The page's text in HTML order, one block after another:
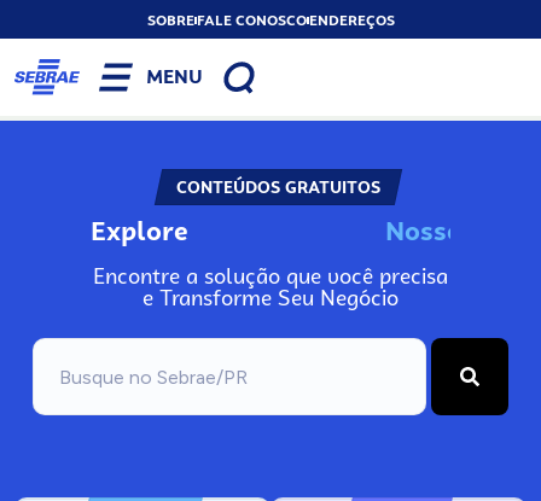
SOBREFALE CONOSCOENDEREÇOS
MENU
CONTEÚDOS GRATUITOS
Explore No
Encontre a solução que você precisa
e Transforme Seu Negócio